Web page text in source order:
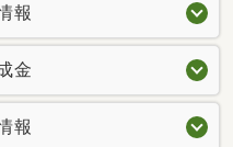
報
金
報